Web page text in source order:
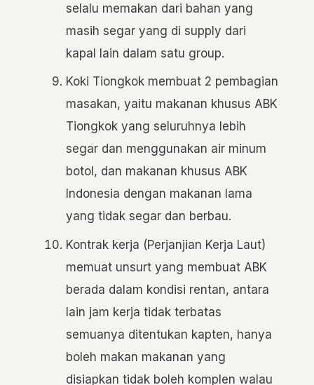
selalu memakan dari bahan yang
masih segar yang di supply dari
kapal lain dalam satu group.
Koki Tiongkok membuat 2 pembagian
masakan, yaitu makanan khusus ABK
Tiongkok yang seluruhnya lebih
segar dan menggunakan air minum
botol, dan makanan khusus ABK
Indonesia dengan makanan lama
yang tidak segar dan berbau.
Kontrak kerja (Perjanjian Kerja Laut)
memuat unsurt yang membuat ABK
berada dalam kondisi rentan, antara
lain jam kerja tidak terbatas
semuanya ditentukan kapten, hanya
boleh makan makanan yang
disiapkan tidak boleh komplen walau